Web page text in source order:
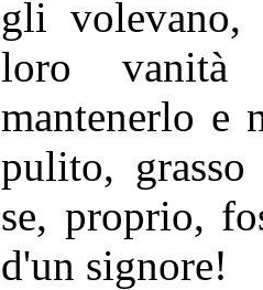
gli volevano,
loro vanità
mantenerlo e
pulito,
se, proprio,
d'un signore!